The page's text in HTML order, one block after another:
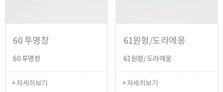
60 투명창
60 투명창
+ 자세히보기
61원형/도라에몽
61원형/ 도라에몽
+ 자세히보기